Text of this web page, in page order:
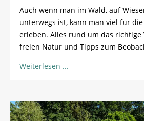
Auch wenn man im Wald, auf
unterwegs ist, kann man viel für
erleben. Alles rund um das
freien Natur und Tipps zum
Weiterlesen